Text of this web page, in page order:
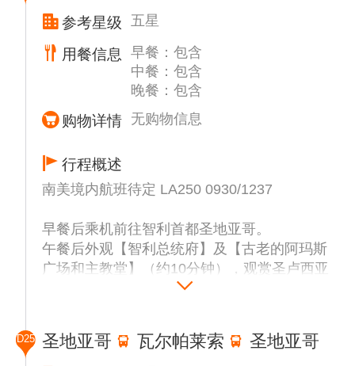
安排。若因乔治王岛返回蓬塔阿雷纳斯的航班
延误而被迫取消此项目，将无法安排退款，敬
请理解。
参考星级 五星
用餐信息
早餐：包含
中餐：包含
晚餐：包含
购物详情 无购物信息
行程概述
南美境内航班待定 LA250 0930/1237
早餐后乘机前往智利首都圣地亚哥。
午餐后外观【智利总统府】及【古老的阿玛斯
广场和主教堂】（约10分钟），观赏圣卢西亚
山殖民时期的【古城堡】（约10分钟）。
D25 圣地亚哥 瓦尔帕莱索 圣地亚哥